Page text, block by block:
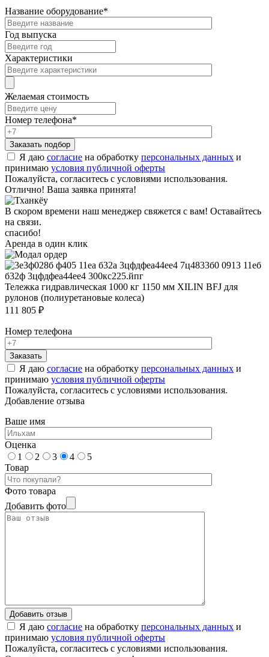
Название оборудование*
Год выпуска
Характеристики
Желаемая стоимость
Номер телефона*
Я даю согласие на обработку персональных данных и
принимаю условия публичной оферты
Пожалуйста, согласитесь с условиями использования.
Отлично! Ваша заявка принята!
В скором времени наш менеджер свяжется с вам! Оставайтесь
на связи.
спасибо!
Аренда в один клик
Тележка гидравлическая 1000 кг 1150 мм XILIN BFJ для
рулонов (полиуретановые колеса)
111 805 ₽
Номер телефона
Я даю согласие на обработку персональных данных и
принимаю условия публичной оферты
Пожалуйста, согласитесь с условиями использования.
Добавление отзыва
Ваше имя
Оценка
1
2 3 4
5
Товар
Фото товара
Добавить фото
Я даю согласие на обработку персональных данных и
принимаю условия публичной оферты
Пожалуйста, согласитесь с условиями использования.